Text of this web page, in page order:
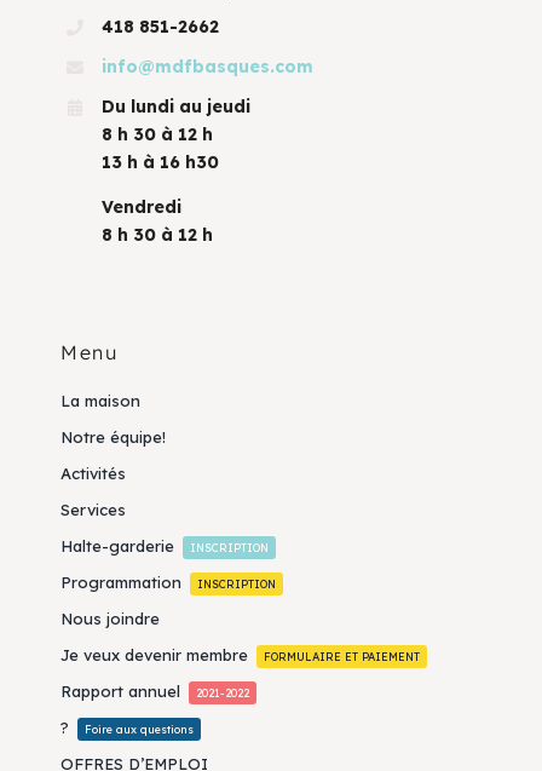
418 851-2662
info@mdfbasques.com
Du lundi au jeudi
8 h 30 à 12 h
13 h à 16 h30
Vendredi
8 h 30 à 12 h
Menu
La maison
Notre équipe!
Activités
Services
Halte-garderie
INSCRIPTION
Programmation INSCRIPTION
Nous joindre
Je veux devenir membre
FORMULAIRE ET PAIEMENT
Rapport annuel 2021-2022
? Foire aux questions
OFFRES D’EMPLOI